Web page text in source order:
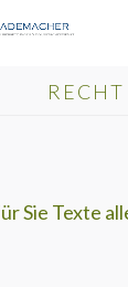
RECHT
Sie Texte